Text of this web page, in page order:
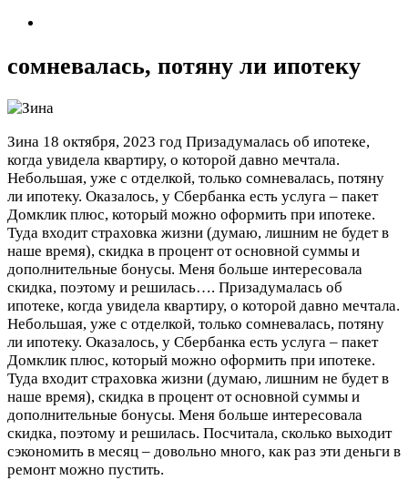
сомневалась, потяну ли ипотеку
Зина 18 октября, 2023 год Призадумалась об ипотеке,
когда увидела квартиру, о которой давно мечтала.
Небольшая, уже с отделкой, только сомневалась, потяну
ли ипотеку. Оказалось, у Сбербанка есть услуга – пакет
Домклик плюс, который можно оформить при ипотеке.
Туда входит страховка жизни (думаю, лишним не будет в
наше время), скидка в процент от основной суммы и
дополнительные бонусы. Меня больше интересовала
скидка, поэтому и решилась…. Призадумалась об
ипотеке, когда увидела квартиру, о которой давно мечтала.
Небольшая, уже с отделкой, только сомневалась, потяну
ли ипотеку. Оказалось, у Сбербанка есть услуга – пакет
Домклик плюс, который можно оформить при ипотеке.
Туда входит страховка жизни (думаю, лишним не будет в
наше время), скидка в процент от основной суммы и
дополнительные бонусы. Меня больше интересовала
скидка, поэтому и решилась. Посчитала, сколько выходит
сэкономить в месяц – довольно много, как раз эти деньги в
ремонт можно пустить.